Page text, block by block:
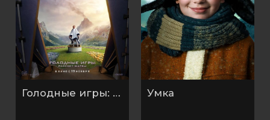
Голодные игры: Рассвет Жатвы Умка